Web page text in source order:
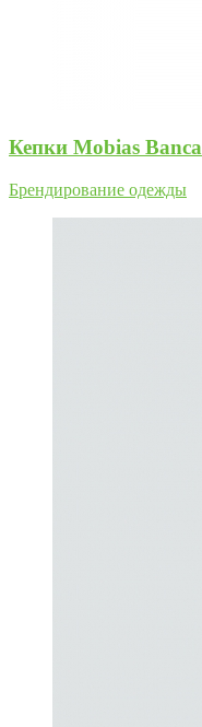
Кепки Mobias Banca
Брендирование одежды